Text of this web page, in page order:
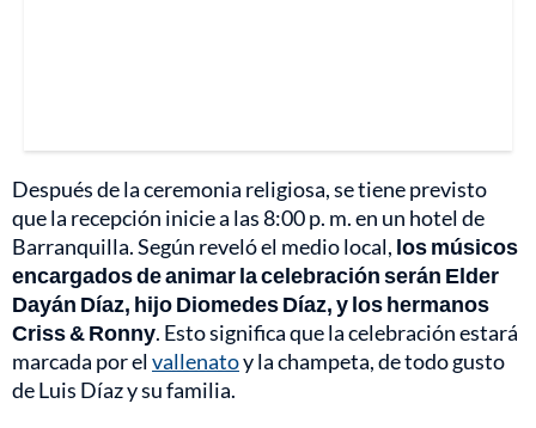
Después de la ceremonia religiosa, se tiene previsto
que la recepción inicie a las 8:00 p. m. en un hotel de
Barranquilla. Según reveló el medio local, los músicos
encargados de animar la celebración serán Elder
Dayán Díaz, hijo Diomedes Díaz, y los hermanos
Criss & Ronny. Esto significa que la celebración estará
marcada por elvallenatoy la champeta, de todo gusto
de Luis Díaz y su familia.